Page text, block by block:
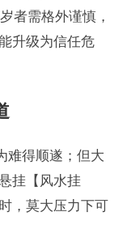
者需格外谨慎，
升级为信任危
难得顺遂；但大
挂【风水挂
，莫大压力下可